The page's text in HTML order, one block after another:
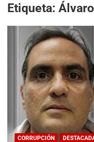
Etiqueta:
CORRUPCIÓN